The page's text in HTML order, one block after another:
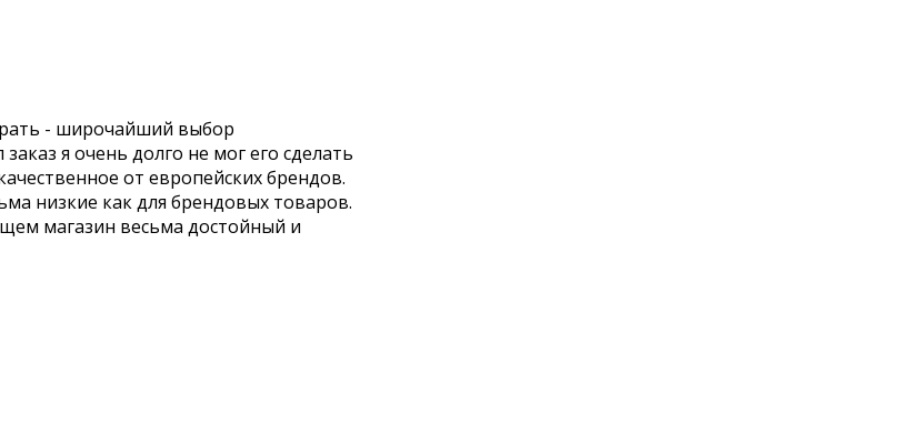
- широчайший выбор
я очень долго не мог его сделать
от европейских брендов.
низкие как для брендовых товаров.
магазин весьма достойный и